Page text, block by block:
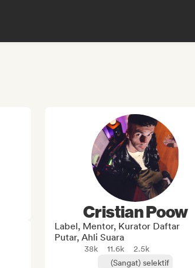
Cristian Poow
Label, Mentor, Kurator Daftar
Putar, Ahli Suara
38k 11.6k
2.5k
(Sangat) selektif